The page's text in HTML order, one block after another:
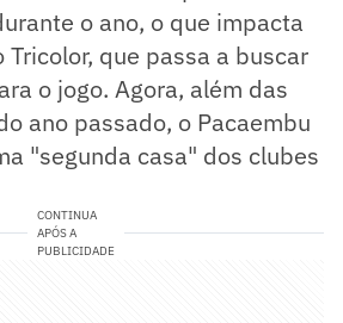
o ano, o que impacta
que passa a buscar
o jogo. Agora, além das
ano passado, o Pacaembu
"segunda casa" dos clubes
CONTINUA
APÓS A
PUBLICIDADE